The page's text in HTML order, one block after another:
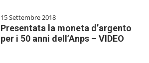
15 Settembre 2018
Presentata la moneta d’argento
per i 50 anni dell’Anps – VIDEO